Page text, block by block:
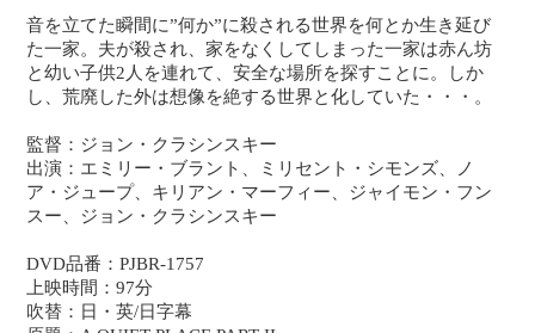
音を立てた瞬間に”何か”に殺される世界を何とか生き延び
た一家。夫が殺され、家をなくしてしまった一家は赤ん坊
と幼い子供2人を連れて、安全な場所を探すことに。しか
し、荒廃した外は想像を絶する世界と化していた・・・。
監督：ジョン・クラシンスキー
出演：エミリー・ブラント、ミリセント・シモンズ、ノ
ア・ジュープ、キリアン・マーフィー、ジャイモン・フン
スー、ジョン・クラシンスキー
DVD品番：PJBR-1757
上映時間：97分
吹替：日・英/日字幕